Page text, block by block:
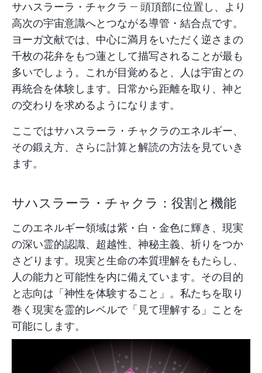
サハスラーラ・チャクラ — 頭頂部に位置し、より
高次の宇宙意識へとつながる導管・結合点です。
ヨーガ文献では、中心に満月をいただく逆さまの
千枚の花弁をもつ蓮として描写されることが最も
多いでしょう。これが目覚めると、人は宇宙との
再統合を体験します。日常から距離を取り、神と
の交わりを求めるようになります。
ここではサハスラーラ・チャクラのエネルギー、
その鍛え方、さらに計算と解読の方法を見ていき
ます。
サハスラーラ・チャクラ：役割と機能
このエネルギー領域は紫・白・金色に輝き、現実
の深い霊的認識、超越性、神秘主義、祈りをつか
さどります。現実と生命の本質理解をもたらし、
人の能力と可能性を内に備えています。その目的
と志向は「神性を体験すること」。私たちを取り
巻く現実を霊的レベルで「見て理解する」ことを
可能にします。